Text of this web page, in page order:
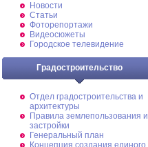
Новости
Статьи
Фоторепортажи
Видеосюжеты
Городское телевидение
Градостроительство
Отдел градостроительства и
архитектуры
Правила землепользования и
застройки
Генеральный план
Концепция создания единого